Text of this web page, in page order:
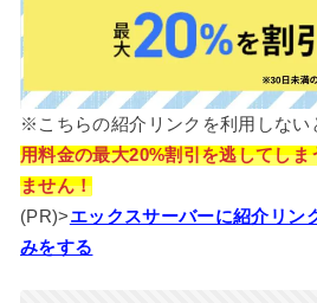
※こちらの紹介リンクを利用しない
用料金の最大20%割引を逃してしま
ません！
(PR)>エックスサーバーに紹介リン
みをする